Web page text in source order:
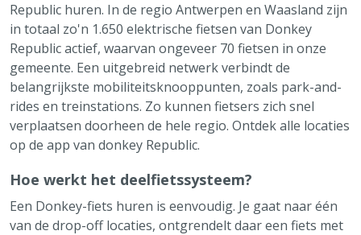
Mobiliteit & Openbare werken
Mobiliteitsplan
Wegenwerken
Alles over Mobiliteit & Openbare werken
Sociale hulp, Welzijn & Gezondheid
Onderwijs & Kinderopvang
Over Brecht
Vaak bezocht
Afvalkalender
Republic huren. In de regio Antwerpen en Waasland zijn
in totaal zo'n 1.650 elektrische fietsen van Donkey
Republic actief, waarvan ongeveer 70 fietsen in onze
gemeente. Een uitgebreid netwerk verbindt de
belangrijkste mobiliteitsknooppunten, zoals park-and-
rides en treinstations. Zo kunnen fietsers zich snel
verplaatsen doorheen de hele regio. Ontdek alle locaties
op de app van donkey Republic.
Hoe werkt het deelfietssysteem?
Een Donkey-fiets huren is eenvoudig. Je gaat naar één
van de drop-off locaties, ontgrendelt daar een fiets met